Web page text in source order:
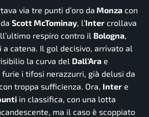
via tre punti d’oro da Monza con
Scott McTominay , l’Inter crollava
respiro contro il Bologna
a catena. Il gol decisivo, arrivato al
la curva del Dall’Ara e
i tifosi nerazzurri, già delusi da
troppa sufficienza. Ora, Inter e
in classifica, con una lotta
ma il caso è scoppiato